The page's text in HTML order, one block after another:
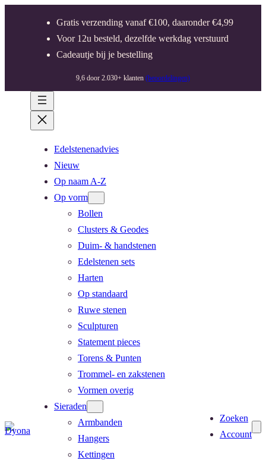
Gratis verzending vanaf €100, daaronder €4,99
Voor 12u besteld, dezelfde werkdag verstuurd
Cadeautje bij je bestelling
9,6 door 2.030+ klanten (beoordelingen)
Edelstenenadvies
Nieuw
Op naam A-Z
Op vorm
Bollen
Clusters & Geodes
Duim- & handstenen
Edelstenen sets
Harten
Op standaard
Ruwe stenen
Sculpturen
Statement pieces
Torens & Punten
Trommel- en zakstenen
Vormen overig
Sieraden
Armbanden
Hangers
Kettingen
Zoeken
Account